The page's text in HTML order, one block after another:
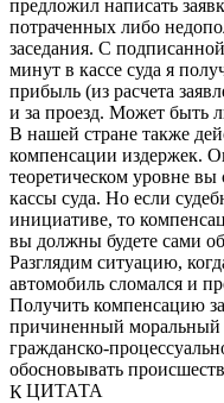
предложил написать
потраченных либо
заседания. С
минут в кассе суда я
прибыль (из расчета
и за проезд. Может быть
В нашей стране также
компенсации издержек.
теоретическом уровне
кассы суда. Но если
инициативе, то
вы должны будете сами
Разглядим ситуацию,
автомобиль сломался и
Получить компенсацию
причиненный моральный
гражданско-
обосновывать
ЦИТАТА